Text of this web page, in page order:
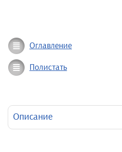
Оглавление
Полистать
Описание